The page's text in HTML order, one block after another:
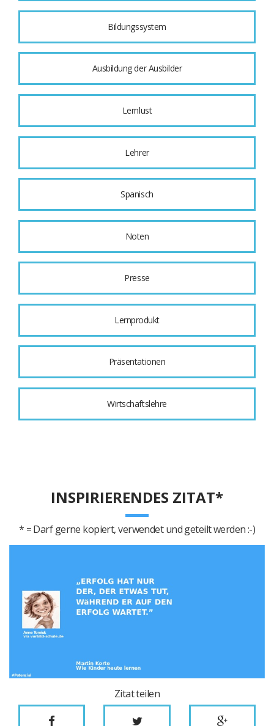
Bildungssystem
Ausbildung der Ausbilder
Lernlust
Lehrer
Spanisch
Noten
Presse
Lernprodukt
Präsentationen
Wirtschaftslehre
INSPIRIERENDES ZITAT*
* = Darf gerne kopiert, verwendet und geteilt werden :-)
Zitat teilen